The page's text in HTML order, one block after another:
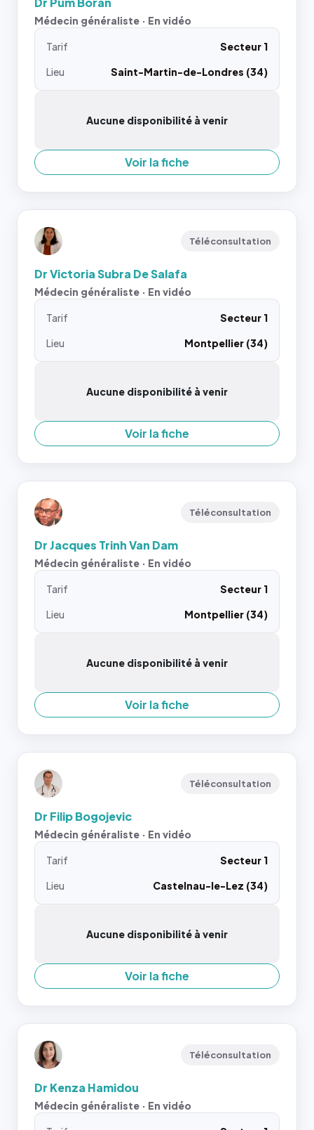
Médecin généraliste · En vidéo
Tarif
Secteur 1
Lieu
Saint-Martin-de-Londres (34)
Aucune disponibilité à venir
Voir la fiche
Téléconsultation
Dr Victoria Subra De Salafa
Médecin généraliste · En vidéo
Tarif
Secteur 1
Lieu
Montpellier (34)
Aucune disponibilité à venir
Voir la fiche
Téléconsultation
Dr Jacques Trinh Van Dam
Médecin généraliste · En vidéo
Tarif
Secteur 1
Lieu
Montpellier (34)
Aucune disponibilité à venir
Voir la fiche
Téléconsultation
Dr Filip Bogojevic
Médecin généraliste · En vidéo
Tarif
Secteur 1
Lieu
Castelnau-le-Lez (34)
Aucune disponibilité à venir
Voir la fiche
Téléconsultation
Dr Kenza Hamidou
Médecin généraliste · En vidéo